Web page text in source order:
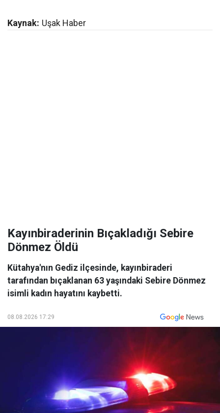
Kaynak: Uşak Haber
Kayınbiraderinin Bıçakladığı Sebire
Dönmez Öldü
Kütahya'nın Gediz ilçesinde, kayınbiraderi
tarafından bıçaklanan 63 yaşındaki Sebire Dönmez
isimli kadın hayatını kaybetti.
08.08.2026 17:29